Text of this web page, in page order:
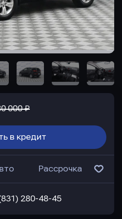
000 ₽
в кредит
Рассрочка
280-48-45